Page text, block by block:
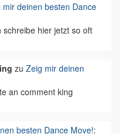
mir deinen besten Dance
hier jetzt so oft
zu Zeig mir deinen
an comment king
besten Dance Move!: